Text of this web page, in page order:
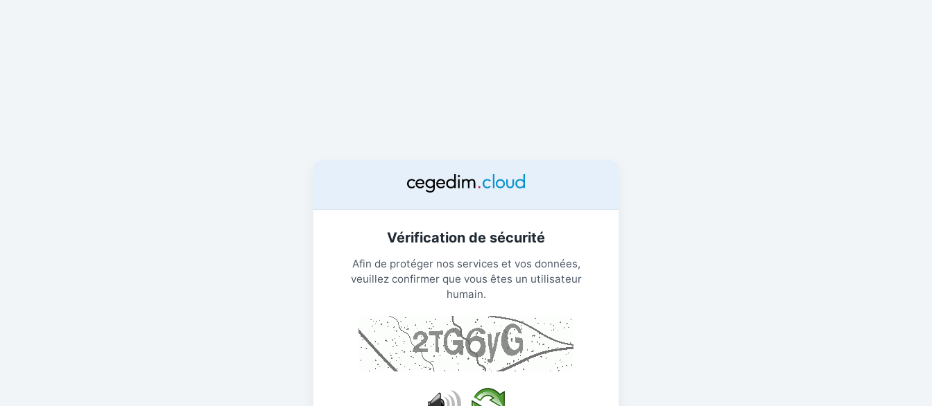
Vérification de sécurité
Afin de protéger nos services et vos données,
veuillez confirmer que vous êtes un utilisateur
humain.